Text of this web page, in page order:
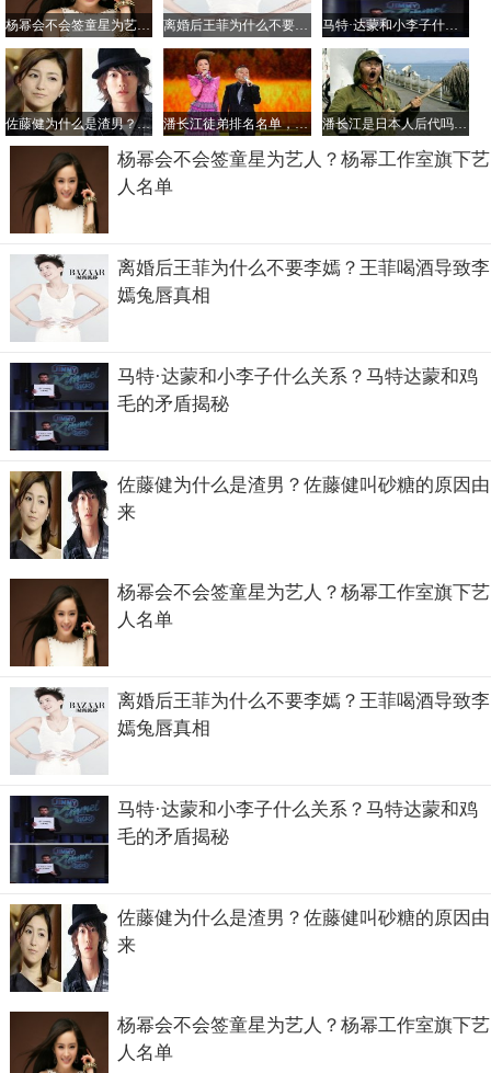
李光洙原来是富二代
据了解李光洙是韩国娱乐圈里知名的富二代！在许多的节目
中他的父亲都有被提到过！
杨幂会不会签童星为艺人？杨幂工作室旗下艺人名单 离婚后王菲为什么不要李嫣？王菲喝酒导致李嫣兔唇真相 马特·达蒙和小李子什么关系？马特达蒙和鸡毛的矛盾揭秘
佐藤健为什么是渣男？佐藤健叫砂糖的原因由来 潘长江徒弟排名名单，潘长江是谁的徒弟？ 潘长江是日本人后代吗？潘长江的儿子叫潘朝？
杨幂会不会签童星为艺人？杨幂工作室旗下艺
人名单
离婚后王菲为什么不要李嫣？王菲喝酒导致李
嫣兔唇真相
马特·达蒙和小李子什么关系？马特达蒙和鸡
毛的矛盾揭秘
佐藤健为什么是渣男？佐藤健叫砂糖的原因由
来
杨幂会不会签童星为艺人？杨幂工作室旗下艺
人名单
离婚后王菲为什么不要李嫣？王菲喝酒导致李
嫣兔唇真相
马特·达蒙和小李子什么关系？马特达蒙和鸡
毛的矛盾揭秘
佐藤健为什么是渣男？佐藤健叫砂糖的原因由
来
杨幂会不会签童星为艺人？杨幂工作室旗下艺
人名单